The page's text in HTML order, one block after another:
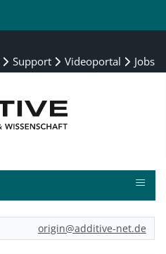
Support Videoportal Jobs
≡
origin@additive-net.de